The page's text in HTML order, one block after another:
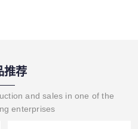
推荐
and sales in one of the
enterprises